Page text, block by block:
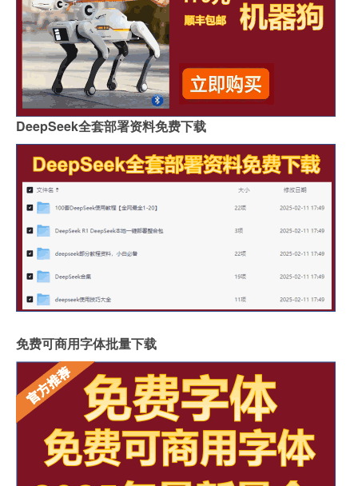
DeepSeek全套部署资料免费下载
免费可商用字体批量下载